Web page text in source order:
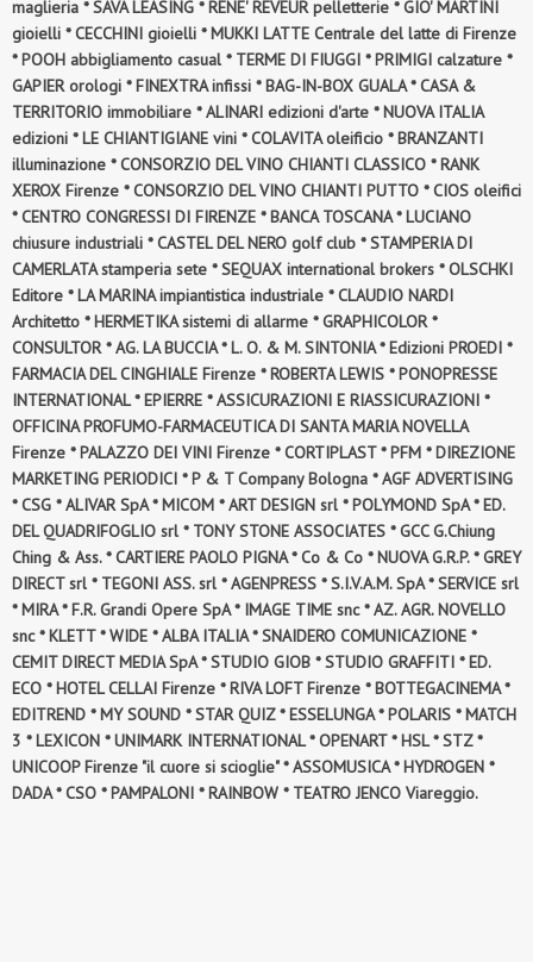
maglieria * SAVA LEASING * RENE' REVEUR pelletterie * GIO' MARTINI
gioielli * CECCHINI gioielli * MUKKI LATTE Centrale del latte di Firenze
* POOH abbigliamento casual * TERME DI FIUGGI * PRIMIGI calzature *
GAPIER orologi * FINEXTRA infissi * BAG-IN-BOX GUALA * CASA &
TERRITORIO immobiliare * ALINARI edizioni d'arte * NUOVA ITALIA
edizioni * LE CHIANTIGIANE vini * COLAVITA oleificio * BRANZANTI
illuminazione * CONSORZIO DEL VINO CHIANTI CLASSICO * RANK
XEROX Firenze * CONSORZIO DEL VINO CHIANTI PUTTO * CIOS oleifici
* CENTRO CONGRESSI DI FIRENZE * BANCA TOSCANA * LUCIANO
chiusure industriali * CASTEL DEL NERO golf club * STAMPERIA DI
CAMERLATA stamperia sete * SEQUAX international brokers * OLSCHKI
Editore * LA MARINA impiantistica industriale * CLAUDIO NARDI
Architetto * HERMETIKA sistemi di allarme * GRAPHICOLOR *
CONSULTOR * AG. LA BUCCIA * L. O. & M. SINTONIA * Edizioni PROEDI *
FARMACIA DEL CINGHIALE Firenze * ROBERTA LEWIS * PONOPRESSE
INTERNATIONAL * EPIERRE * ASSICURAZIONI E RIASSICURAZIONI *
OFFICINA PROFUMO-FARMACEUTICA DI SANTA MARIA NOVELLA
Firenze * PALAZZO DEI VINI Firenze * CORTIPLAST * PFM * DIREZIONE
MARKETING PERIODICI * P & T Company Bologna * AGF ADVERTISING
* CSG * ALIVAR SpA * MICOM * ART DESIGN srl * POLYMOND SpA * ED.
DEL QUADRIFOGLIO srl * TONY STONE ASSOCIATES * GCC G.Chiung
Ching & Ass. * CARTIERE PAOLO PIGNA * Co & Co * NUOVA G.R.P. * GREY
DIRECT srl * TEGONI ASS. srl * AGENPRESS * S.I.V.A.M. SpA * SERVICE srl
* MIRA * F.R. Grandi Opere SpA * IMAGE TIME snc * AZ. AGR. NOVELLO
snc * KLETT * WIDE * ALBA ITALIA * SNAIDERO COMUNICAZIONE *
CEMIT DIRECT MEDIA SpA * STUDIO GIOB * STUDIO GRAFFITI * ED.
ECO * HOTEL CELLAI Firenze * RIVA LOFT Firenze * BOTTEGACINEMA *
EDITREND * MY SOUND * STAR QUIZ * ESSELUNGA * POLARIS * MATCH
3 * LEXICON * UNIMARK INTERNATIONAL * OPENART * HSL * STZ *
UNICOOP Firenze "il cuore si scioglie" * ASSOMUSICA * HYDROGEN *
DADA * CSO * PAMPALONI * RAINBOW * TEATRO JENCO Viareggio.